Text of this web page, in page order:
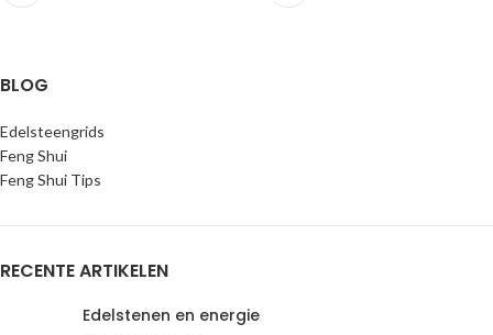
BLOG
Edelsteengrids
Feng Shui
Feng Shui Tips
RECENTE ARTIKELEN
Edelstenen en energie